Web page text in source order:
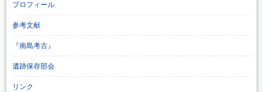
プロフィール
参考文献
『南島考古』
遺跡保存部会
リンク